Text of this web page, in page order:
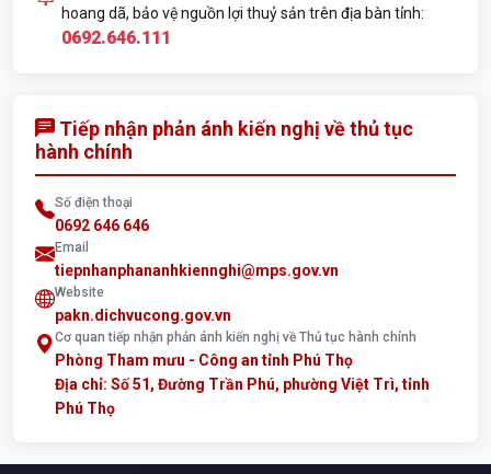
hoang dã, bảo vệ nguồn lợi thuỷ sản trên địa bàn tỉnh:
0692.646.111
Tiếp nhận phản ánh kiến nghị về thủ tục
hành chính
Số điện thoại
0692 646 646
Email
tiepnhanphananhkiennghi@mps.gov.vn
Website
pakn.dichvucong.gov.vn
Cơ quan tiếp nhận phản ánh kiến nghị về Thủ tục hành chính
Phòng Tham mưu - Công an tỉnh Phú Thọ
Địa chỉ: Số 51, Đường Trần Phú, phường Việt Trì, tỉnh
Phú Thọ